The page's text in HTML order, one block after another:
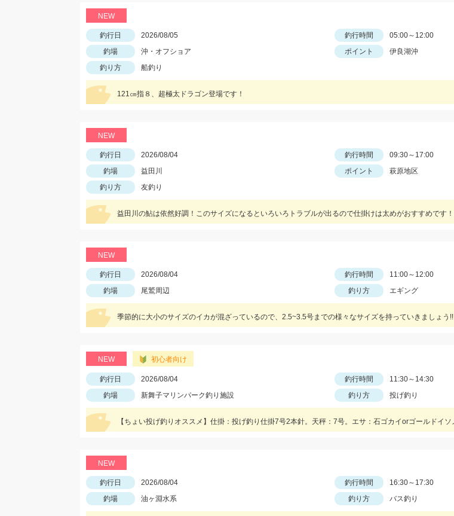
NEW
釣行日 2026/08/05 釣行時間
05:00～12:00
釣場
沖・オフショア ポイント
伊良湖沖
釣り方
船釣り
121㎝指８、超極太ドラゴン登場です！
NEW
釣行日 2026/08/04 釣行時間
09:30～17:00
釣場
益田川 ポイント
萩原地区
釣り方
友釣り
NEW
釣行日 2026/08/04 釣行時間
11:00～12:00
釣場
尾鷲周辺 釣り方 エギング
季節的に大小のサイズのイカが混ざっているので、2.5~3.5号までの様々なサイズを持っていきましょう!!
NEW 初心者向け
釣行日 2026/08/04 釣行時間
11:30～14:30
釣場
新舞子マリンパーク釣り施設 釣り方 投げ釣り
NEW
釣行日 2026/08/04 釣行時間
16:30～17:30
釣場
油ヶ淵水系 釣り方 バス釣り